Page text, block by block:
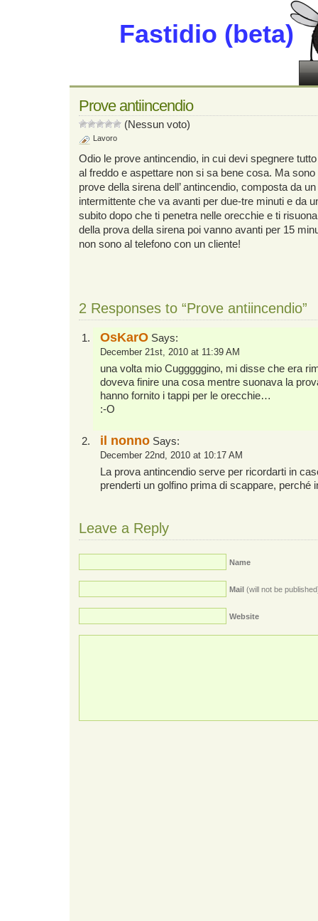
Fastidio (beta)
Prove antiincendio
(Nessun voto)
Lavoro
Odio le prove antincendio, in cui devi spegnere
al freddo e aspettare non si sa bene cosa. Ma
prove della sirena dell’ antincendio, composta da
intermittente che va avanti per due-tre minuti e da
subito dopo che ti penetra nelle orecchie e ti
della prova della sirena poi vanno avanti per 15
non sono al telefono con un cliente!
2 Responses to “Prove antiincendio”
OsKarO Says:
December 21st, 2010 at 11:39 AM
una volta mio Cugggggino, mi disse che era
doveva finire una cosa mentre suonava la
hanno fornito i tappi per le orecchie…
:-O
il nonno Says:
December 22nd, 2010 at 10:17 AM
La prova antincendio serve per ricordarti in
prenderti un golfino prima di scappare, perché
Leave a Reply
Name
Mail (will not be
Website